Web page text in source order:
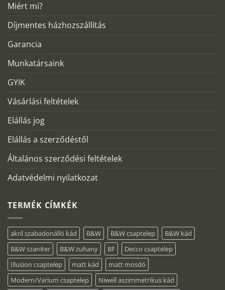
Miért mi?
Díjmentes házhozszállítás
Garancia
Munkatársaink
GYIK
Vásárlási feltételek
Elállás jog
Elállás a szerződéstől
Általános szerződési feltételek
Adatvédelmi nyilatkozat
TERMÉK CÍMKÉK
akril szabadonálló kád B&W B&W csaptelep
B&W kád
B&W szaniter
B&W zuhany BF
Decco csaptelep
Illusion csaptelep
matt kád
matt mosdó
Modern/Varium csaptelep
Niwell aszimmetrikus kád